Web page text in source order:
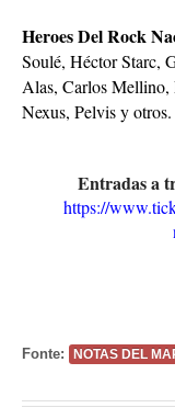
Heroes Del Rock
Soulé, Héctor Starc,
Alas, Carlos Mellino,
Nexus, Pelvis y otros.
Entradas a
https://
Fonte: NOTAS DEL